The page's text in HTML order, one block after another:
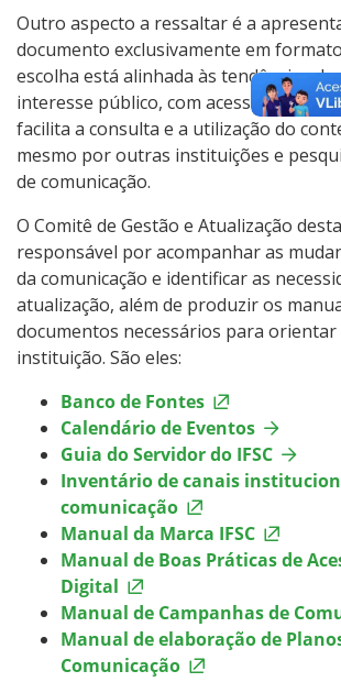
Outro aspecto a ressaltar é a
documento exclusivamente em
escolha está alinhada às tendências
interesse público, com acesso aberto e
facilita a consulta e a utilização do
mesmo por outras instituições e
de comunicação.
O Comitê de Gestão e Atualização
responsável por acompanhar as
da comunicação e identificar as
atualização, além de produzir os
documentos necessários para orientar
instituição. São eles:
Banco de Fontes
Calendário de Eventos
Guia do Servidor do IFSC
Inventário de canais
comunicação
Manual da Marca IFSC
Manual de Boas Práticas de
Digital
Manual de Campanhas de
Manual de elaboração de
Comunicação